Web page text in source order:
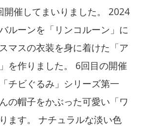
開催してまいりました。 2024
ルーンを「リンコルーン」に
マスの衣装を身に着けた「ア
を作りました。 6回目の開催
チビぐるみ」シリーズ第一
の帽子をかぶった可愛い「ワ
ます。 ナチュラルな淡い色